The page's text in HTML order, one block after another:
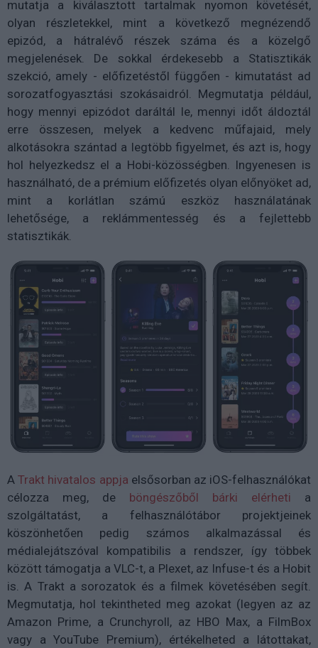
mutatja a kiválasztott tartalmak nyomon követését,
olyan részletekkel, mint a következő megnézendő
epizód, a hátralévő részek száma és a közelgő
megjelenések. De sokkal érdekesebb a Statisztikák
szekció, amely - előfizetéstől függően - kimutatást ad
sorozatfogyasztási szokásaidról. Megmutatja például,
hogy mennyi epizódot daráltál le, mennyi időt áldoztál
erre összesen, melyek a kedvenc műfajaid, mely
alkotásokra szántad a legtöbb figyelmet, és azt is, hogy
hol helyezkedsz el a Hobi-közösségben. Ingyenesen is
használható, de a prémium előfizetés olyan előnyöket ad,
mint a korlátlan számú eszköz használatának
lehetősége, a reklámmentesség és a fejlettebb
statisztikák.
ATrakt hivatalos appja elsősorban az iOS-felhasználókat
célozza meg, de böngészőből bárki elérheti a
szolgáltatást, a felhasználótábor projektjeinek
köszönhetően pedig számos alkalmazással és
médialejátszóval kompatibilis a rendszer, így többek
között támogatja a VLC-t, a Plexet, az Infuse-t és a Hobit
is. A Trakt a sorozatok és a filmek követésében segít.
Megmutatja, hol tekintheted meg azokat (legyen az az
Amazon Prime, a Crunchyroll, az HBO Max, a FilmBox
vagy a YouTube Premium), értékelheted a látottakat,